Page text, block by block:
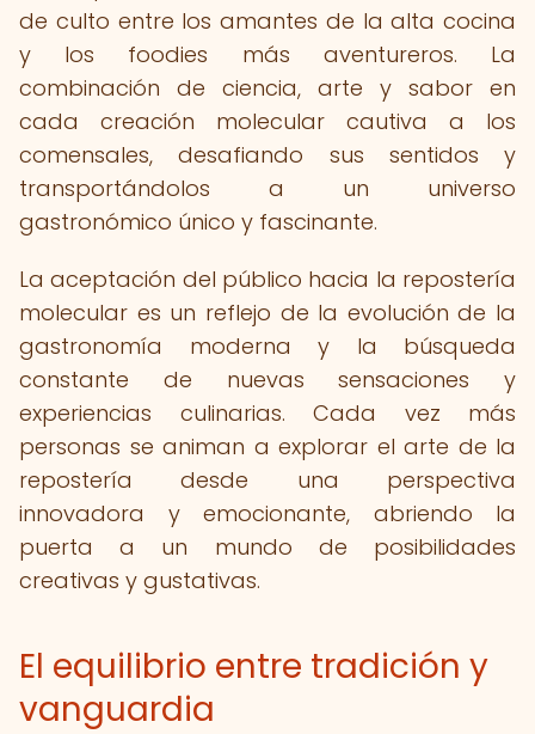
de culto entre los amantes de la alta cocina
y los foodies más aventureros. La
combinación de ciencia, arte y sabor en
cada creación molecular cautiva a los
comensales, desafiando sus sentidos y
transportándolos a un universo
gastronómico único y fascinante.
La aceptación del público hacia la repostería
molecular es un reflejo de la evolución de la
gastronomía moderna y la búsqueda
constante de nuevas sensaciones y
experiencias culinarias. Cada vez más
personas se animan a explorar el arte de la
repostería desde una perspectiva
innovadora y emocionante, abriendo la
puerta a un mundo de posibilidades
creativas y gustativas.
El equilibrio entre tradición y
vanguardia